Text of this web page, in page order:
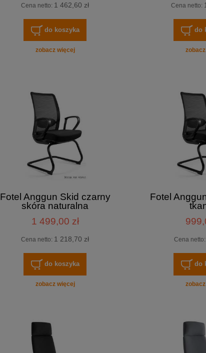
Cena netto: 1 462,60 zł
do koszyka
zobacz więcej
Cena netto:
do
Fotel Anggun Skid czarny
skóra naturalna
1 499,00 zł
Cena netto: 1 218,70 zł
do koszyka
zobacz więcej
Fotel
Cena netto:
do